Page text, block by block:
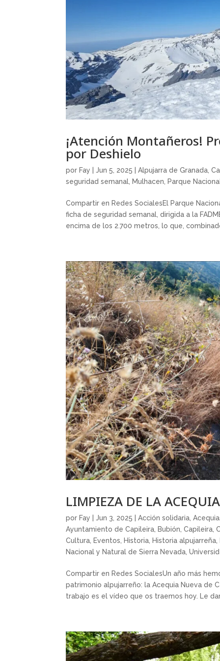
¡Atención Montañeros!
por Deshielo
por Fay |Jun 5, 2025 |Alpujarra de Granada ,
seguridad semanal Mulhacen Parque
Compartir en Redes SocialesEl Parque
ficha de seguridad semanal, dirigida a la
encima de los 2.700 metros, lo que,
LIMPIEZA DE LA
por Fay |Jun 3, 2025 |Acción solidaria ,
Ayuntamiento de Capileira Bubión ,Capileira ,
Cultura Eventos Historia Historia alpujarreña
Nacional y Natural de Sierra Nevada ,
Compartir en Redes SocialesUn año más
patrimonio alpujarreño: la Acequia Nueva de
trabajo es el vídeo que os traemos hoy. Le